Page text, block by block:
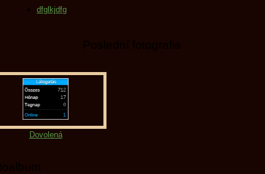
dfglkjdfg
Poslední fotografie
Dovolená